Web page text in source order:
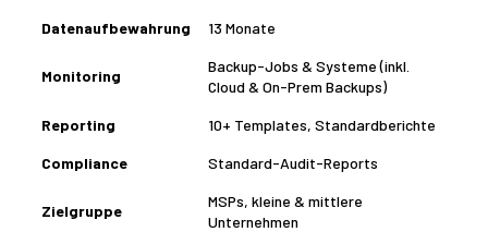
Datenaufbewahrung 13 Monate
Monitoring
Backup-Jobs & Systeme (inkl.
Cloud & On-Prem Backups)
Reporting 10+ Templates, Standardberichte
Compliance Standard-Audit-Reports
Zielgruppe
MSPs, kleine & mittlere
Unternehmen